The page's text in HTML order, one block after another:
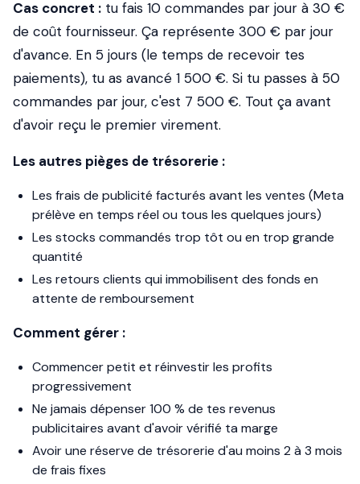
Cas concret : tu fais 10 commandes par jour à 30 €
de coût fournisseur. Ça représente 300 € par jour
d'avance. En 5 jours (le temps de recevoir tes
paiements), tu as avancé 1 500 €. Si tu passes à 50
commandes par jour, c'est 7 500 €. Tout ça avant
d'avoir reçu le premier virement.
Les autres pièges de trésorerie :
Les frais de publicité facturés avant les ventes (Meta
prélève en temps réel ou tous les quelques jours)
Les stocks commandés trop tôt ou en trop grande
quantité
Les retours clients qui immobilisent des fonds en
attente de remboursement
Comment gérer :
Commencer petit et réinvestir les profits
progressivement
Ne jamais dépenser 100 % de tes revenus
publicitaires avant d'avoir vérifié ta marge
Avoir une réserve de trésorerie d'au moins 2 à 3 mois
de frais fixes